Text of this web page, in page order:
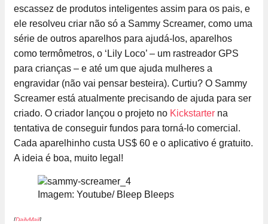
escassez de produtos inteligentes assim para os pais, e
ele resolveu criar não só a Sammy Screamer, como uma
série de outros aparelhos para ajudá-los, aparelhos
como termômetros, o ‘Lily Loco’ – um rastreador GPS
para crianças – e até um que ajuda mulheres a
engravidar (não vai pensar besteira). Curtiu? O Sammy
Screamer está atualmente precisando de ajuda para ser
criado. O criador lançou o projeto no Kickstarter na
tentativa de conseguir fundos para torná-lo comercial.
Cada aparelhinho custa US$ 60 e o aplicativo é gratuito.
A ideia é boa, muito legal!
Imagem: Youtube/ Bleep Bleeps
[DailyMail]